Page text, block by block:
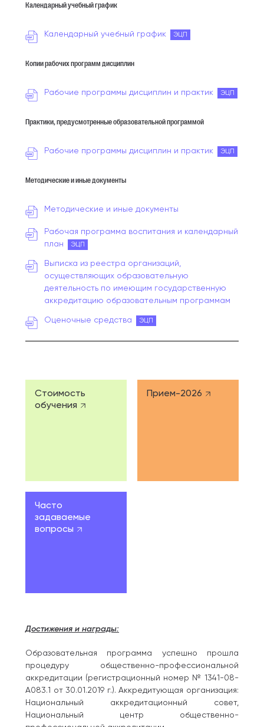
Календарный учебный график
Календарный учебный график ЭЦП
Копии рабочих программ дисциплин
Рабочие программы дисциплин и практик ЭЦП
Практики, предусмотренные образовательной программой
Рабочие программы дисциплин и практик ЭЦП
Методические и иные документы
Методические и иные документы
Рабочая программа воспитания и календарный
план
ЭЦП
Выписка из реестра организаций,
осуществляющих образовательную
деятельность по имеющим государственную
аккредитацию образовательным программам
Оценочные средства ЭЦП
Стоимость
обучения
Прием-2026
Часто
задаваемые
вопросы
Достижения и награды:
Образовательная программа успешно прошла
процедуру общественно-профессиональной
аккредитации (регистрационный номер № 1341-08-
А083.1 от 30.01.2019 г.). Аккредитующая организация:
Национальный аккредитационный совет,
Национальный центр общественно-